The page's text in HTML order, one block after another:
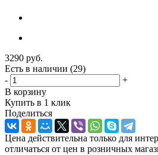
3290 руб.
Есть в наличии (29)
-
+
В корзину
Купить в 1 клик
Поделиться
Цена действительна только для
отличаться от цен в розничных